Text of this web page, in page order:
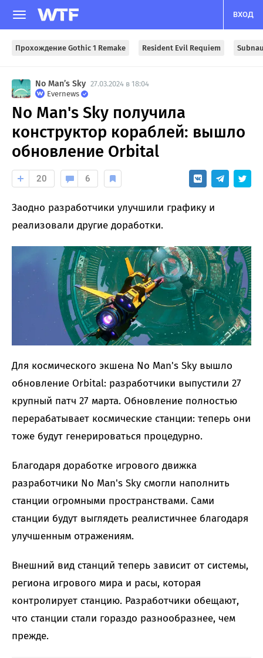
ВХОД
Прохождение Gothic 1 Remake Resident Evil Requiem
No Man’s Sky 27.03.2024 в 18:04
Evernews
No Man's Sky получила
конструктор кораблей: вышло
обновление Orbital
20 6
Заодно разработчики улучшили графику и
реализовали другие доработки.
Для космического экшена No Man's Sky вышло
обновление Orbital: разработчики выпустили 27
крупный патч 27 марта. Обновление полностью
перерабатывает космические станции: теперь они
тоже будут генерироваться процедурно.
Благодаря доработке игрового движка
разработчики No Man's Sky смогли наполнить
станции огромными пространствами. Сами
станции будут выглядеть реалистичнее благодаря
улучшенным отражениям.
Внешний вид станций теперь зависит от системы,
региона игрового мира и расы, которая
контролирует станцию. Разработчики обещают,
что станции стали гораздо разнообразнее, чем
прежде.